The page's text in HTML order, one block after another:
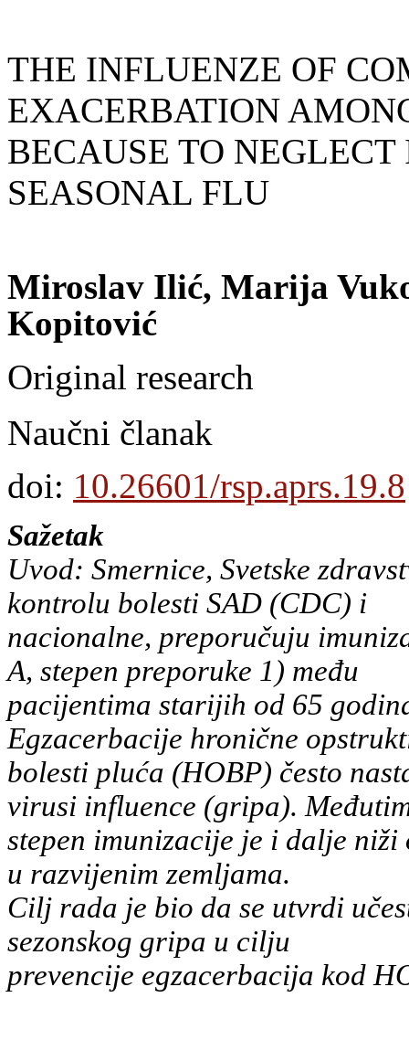
THE INFLUENZE OF
EXACERBATION
BECAUSE TO
SEASONAL FLU
Miroslav Ilić, Marija
Kopitović
Original research
Naučni članak
doi: 10.26601/rsp.aprs.19.8
Sažetak
Uvod: Smernice, Svetske
kontrolu bolesti SAD (CDC) i
nacionalne, preporučuju
A, stepen preporuke 1) među
pacijentima starijih od 65
Egzacerbacije hronične
bolesti pluća (HOBP) često
virusi influence (gripa).
stepen imunizacije je i dalje
u razvijenim zemljama.
Cilj rada je bio da se utvrdi
sezonskog gripa u cilju
prevencije egzacerbacija kod